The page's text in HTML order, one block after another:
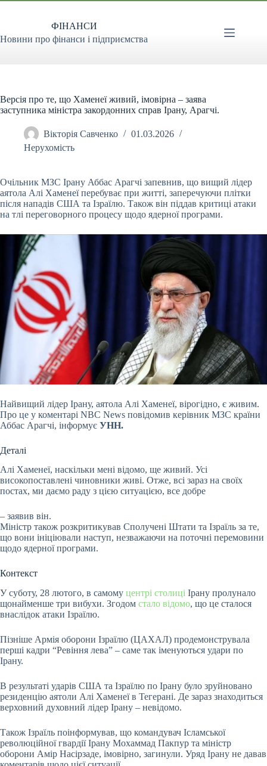
Перейти
ФІНАНСИ
Новини про фінанси і підприємства
Версія про те, що Хаменеї живий, імовірна – заява
заступника міністра закордонних справ Ірану, Арагчі.
Вікторія Савченко
01.03.2026
Нерухомість
Очільник МЗС Ірану Аббас Арагчі запевнив, що вищий лідер
аятола Алі Хаменеї перебуває при житті, заперечуючи плітки
після нападів США та Ізраїлю. Також він піддав критиці атаки
на тлі переговорного процесу щодо ядерної програми.
Найвищий лідер Ірану, аятола Алі Хаменеї, вірогідно, є живим.
Про це у коментарі NBC News повідомив керівник МЗС країни
Аббас Арагчі, інформує УНН.
Деталі
Алі Хаменеї, наскільки мені відомо, ще живий. Усі
високопоставлені чиновники живі. Отже, всі зараз на своїх
постах, ми даємо раду з цією ситуацією, все добре
– заявив він.
Міністр також розкритикував Сполучені Штати та Ізраїль за те,
що вони ініціювали наступ, незважаючи на поточні перемовини
щодо ядерної програми.
Контекст
У суботу, 28 лютого, в самому центрі столиці Ірану пролунало
щонайменше три вибухи. Згодом стало відомо, що це сталося
внаслідок атаки Ізраїлю.
Пізніше Армія оборони Ізраїлю (ЦАХАЛ) продемонструвала
перші кадри “Ревіння лева” – саме так іменуються удари по
Ірану.
В результаті ударів США та Ізраїлю по Ірану було зруйновано
резиденцію аятоли Алі Хаменеї в Тегерані. Де зараз знаходиться
верховний духовний лідер Ірану – невідомо.
Також Ізраїль поінформував, що командувач Ісламської
революційної гвардії Ірану Мохаммад Пакпур та міністр
оборони Амір Насірзаде, імовірно, загинули. Уряд Ірану не давав